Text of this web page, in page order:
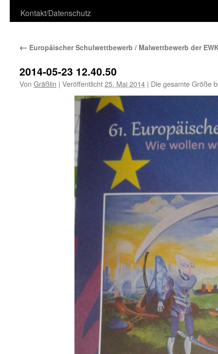
Inhalt
Kontakt/Datenschutz
← Europäischer Schulwettbewerb / Malwettbewerb der
2014-05-23 12.40.50
Von Gräßlin | Veröffentlicht25. Mai 2014 | Die gesamte Größe